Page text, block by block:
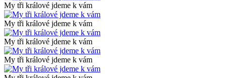
My tři králové jdeme k vám
My tři králové jdeme k vám
My tři králové jdeme k vám
My tři králové jdeme k vám